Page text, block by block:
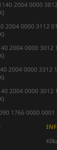
2004 0000
2004 0000 3112
2004 0000 3012
2004 0000 3312
2004 0000 3012
1766 0000 0001